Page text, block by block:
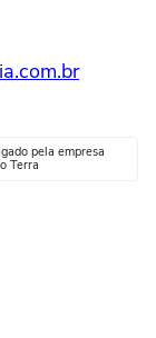
pela empresa
Terra